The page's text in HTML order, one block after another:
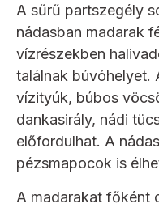
A sűrű partszegély
nádasban madarak
vízrészekben
találnak búvóhelyet.
vízityúk, búbos
dankasirály, nádi
előfordulhat. A
pézsmapocok is
A madarakat főként